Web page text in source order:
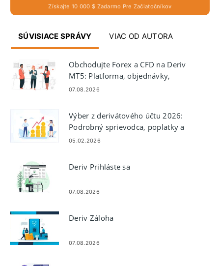
Získajte 10 000 $ Zadarmo Pre Začiatočníkov
SÚVISIACE SPRÁVY VIAC OD AUTORA
Obchodujte Forex a CFD na Deriv
MT5: Platforma, objednávky,
riziko
07.08.2026
Výber z derivátového účtu 2026:
Podrobný sprievodca, poplatky a
čas spracovania
05.02.2026
Deriv Prihláste sa
07.08.2026
Deriv Záloha
07.08.2026